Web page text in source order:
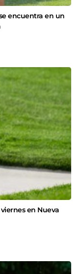
encuentra en un
en Nueva